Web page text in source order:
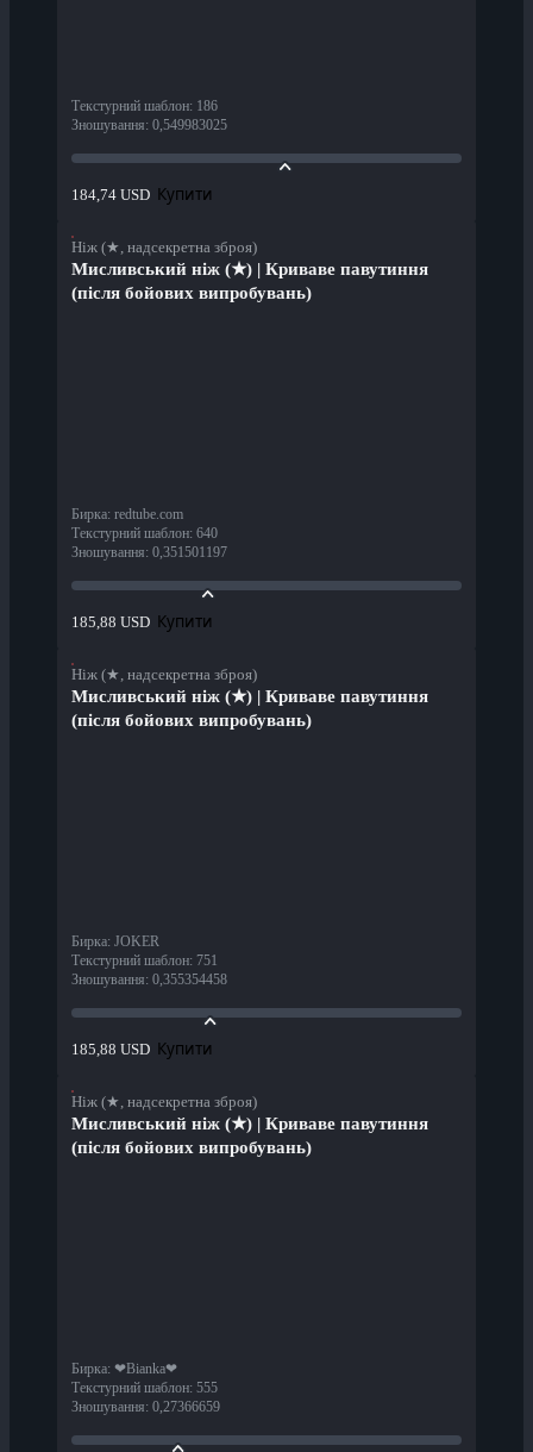
Текстурний шаблон: 186
Зношування: 0,549983025
184,74 USD Купити
Ніж (★, надсекретна зброя)
Мисливський ніж (★) | Криваве павутиння
(після бойових випробувань)
Бирка: redtube.com
Текстурний шаблон: 640
Зношування: 0,351501197
185,88 USD Купити
Ніж (★, надсекретна зброя)
Мисливський ніж (★) | Криваве павутиння
(після бойових випробувань)
Бирка: JOKER
Текстурний шаблон: 751
Зношування: 0,355354458
185,88 USD Купити
Ніж (★, надсекретна зброя)
Мисливський ніж (★) | Криваве павутиння
(після бойових випробувань)
Бирка: ❤Bianka❤
Текстурний шаблон: 555
Зношування: 0,27366659